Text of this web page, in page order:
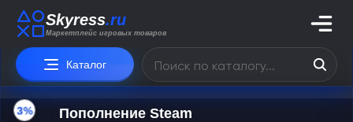
Skyress.ru
Маркетплейс игровых товаров
Каталог
3% Пополнение Steam